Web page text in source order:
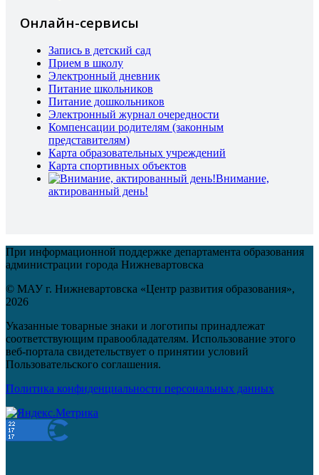
Онлайн-сервисы
Запись в детский сад
Прием в школу
Электронный дневник
Питание школьников
Питание дошкольников
Электронный журнал очередности
Компенсации родителям (законным
представителям)
Карта образовательных учреждений
Карта спортивных объектов
Внимание,
актированный день!
При информационной поддержке департамента образования
администрации города Нижневартовска
© МАУ г. Нижневартовска «Центр развития образования»,
2026
Указанные товарные знаки и логотипы принадлежат
соответствующим правообладателям. Использование этого
веб-портала свидетельствует о принятии условий
Пользовательского соглашения.
Политика конфиденциальности персональных данных